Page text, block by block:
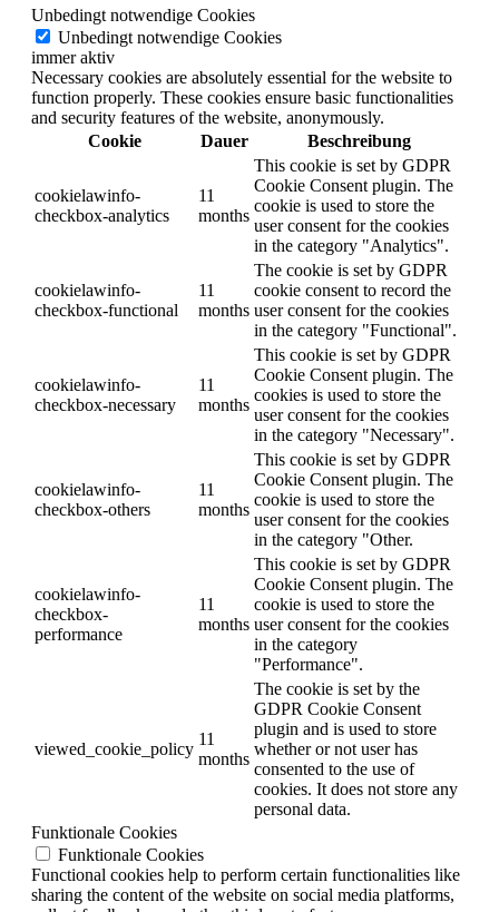
Unbedingt notwendige Cookies
Unbedingt notwendige Cookies
immer aktiv
Necessary cookies are absolutely essential for the website to
function properly. These cookies ensure basic functionalities
and security features of the website, anonymously.
Cookie
Dauer Beschreibung
cookielawinfo-
checkbox-analytics
11
months
This cookie is set by GDPR
Cookie Consent plugin. The
cookie is used to store the
user consent for the cookies
in the category "Analytics".
cookielawinfo-
checkbox-functional
11
months
The cookie is set by GDPR
cookie consent to record the
user consent for the cookies
in the category "Functional".
cookielawinfo-
checkbox-necessary
11
months
This cookie is set by GDPR
Cookie Consent plugin. The
cookies is used to store the
user consent for the cookies
in the category "Necessary".
cookielawinfo-
checkbox-others
11
months
This cookie is set by GDPR
Cookie Consent plugin. The
cookie is used to store the
user consent for the cookies
in the category "Other.
cookielawinfo-
checkbox-
performance
11
months
This cookie is set by GDPR
Cookie Consent plugin. The
cookie is used to store the
user consent for the cookies
in the category
"Performance".
viewed_cookie_policy
11
months
The cookie is set by the
GDPR Cookie Consent
plugin and is used to store
whether or not user has
consented to the use of
cookies. It does not store any
personal data.
Funktionale Cookies
Funktionale Cookies
Functional cookies help to perform certain functionalities like
sharing the content of the website on social media platforms,